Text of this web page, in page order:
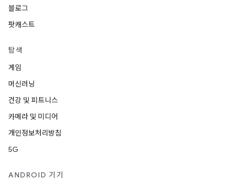
블로그
팟캐스트
탐색
게임
머신러닝
건강 및 피트니스
카메라 및 미디어
개인정보처리방침
5G
ANDROID 기기